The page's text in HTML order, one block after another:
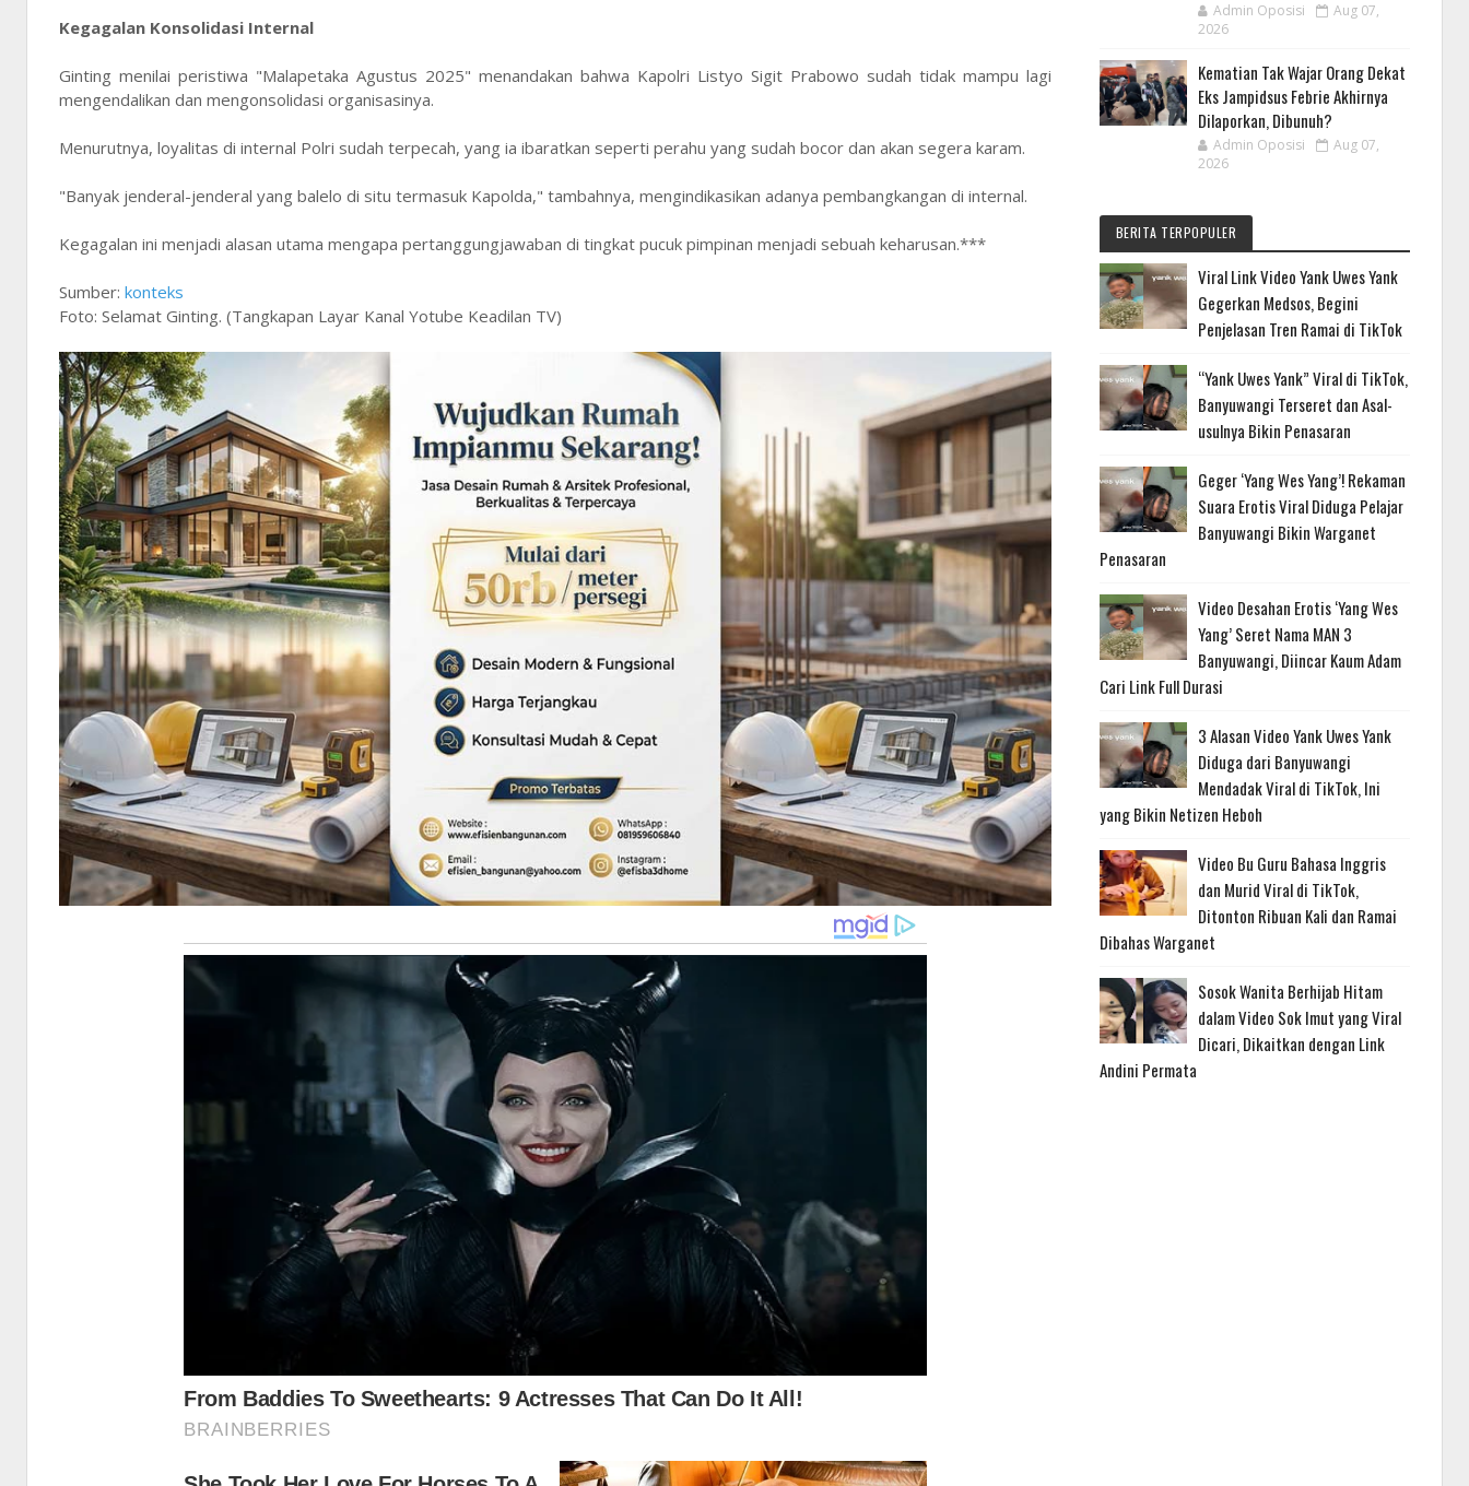
Kegagalan Konsolidasi Internal
Ginting menilai peristiwa "Malapetaka Agustus 2025" menandakan bahwa Kapolri Listyo Sigit Prabowo sudah tidak mampu lagi
mengendalikan dan mengonsolidasi organisasinya.
Menurutnya, loyalitas di internal Polri sudah terpecah, yang ia ibaratkan seperti perahu yang sudah bocor dan akan segera karam.
"Banyak jenderal-jenderal yang balelo di situ termasuk Kapolda," tambahnya, mengindikasikan adanya pembangkangan di internal.
Kegagalan ini menjadi alasan utama mengapa pertanggungjawaban di tingkat pucuk pimpinan menjadi sebuah keharusan.***
Sumber: konteks
Foto: Selamat Ginting. (Tangkapan Layar Kanal Yotube Keadilan TV)
Admin Oposisi
Aug 07,
2026
Kematian Tak Wajar Orang Dekat
Eks Jampidsus Febrie Akhirnya
Dilaporkan, Dibunuh?
Admin Oposisi
Aug 07,
2026
BERITA TERPOPULER
Viral Link Video Yank Uwes Yank
Gegerkan Medsos, Begini
Penjelasan Tren Ramai di TikTok
“Yank Uwes Yank” Viral di TikTok,
Banyuwangi Terseret dan Asal-
usulnya Bikin Penasaran
Geger ‘Yang Wes Yang’! Rekaman
Suara Erotis Viral Diduga Pelajar
Banyuwangi Bikin Warganet
Penasaran
Video Desahan Erotis ‘Yang Wes
Yang’ Seret Nama MAN 3
Banyuwangi, Diincar Kaum Adam
Cari Link Full Durasi
3 Alasan Video Yank Uwes Yank
Diduga dari Banyuwangi
Mendadak Viral di TikTok, Ini
yang Bikin Netizen Heboh
Video Bu Guru Bahasa Inggris
dan Murid Viral di TikTok,
Ditonton Ribuan Kali dan Ramai
Dibahas Warganet
Sosok Wanita Berhijab Hitam
dalam Video Sok Imut yang Viral
Dicari, Dikaitkan dengan Link
Andini Permata